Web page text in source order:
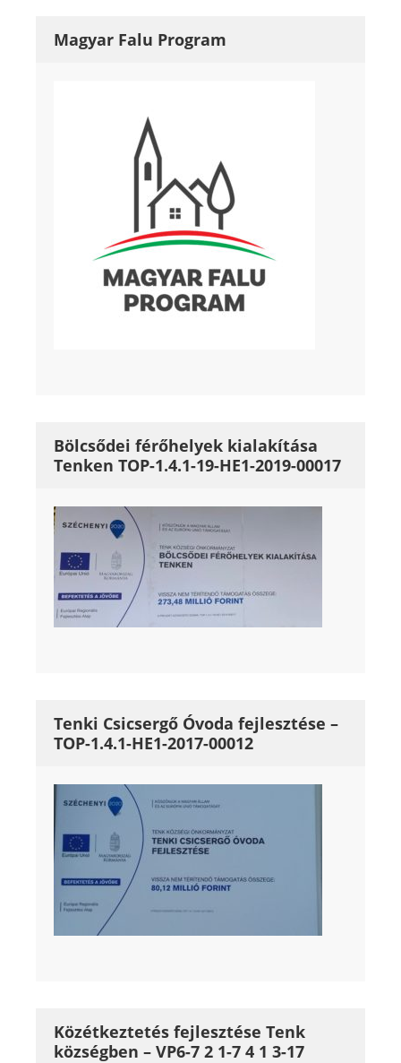
Magyar Falu Program
Bölcsődei férőhelyek kialakítása
Tenken TOP-1.4.1-19-HE1-2019-00017
Tenki Csicsergő Óvoda fejlesztése –
TOP-1.4.1-HE1-2017-00012
Közétkeztetés fejlesztése Tenk
községben – VP6-7 2 1-7 4 1 3-17